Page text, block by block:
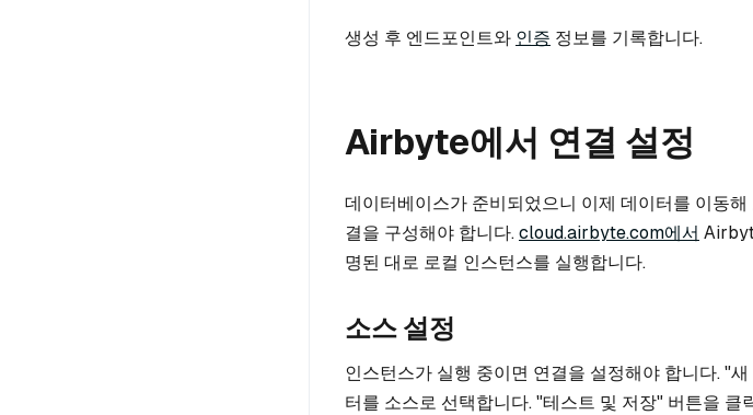
생성 후 엔드포인트와 인증 정보를 기록합니다.
Airbyte에서 연결 설정
데이터베이스가 준비되었으니 이제 데이터를 이동
결을 구성해야 합니다.cloud.airbyte.com에서
명된 대로 로컬 인스턴스를 실행합니다.
소스 설정
인스턴스가 실행 중이면 연결을 설정해야 합니다. "
터를 소스로 선택합니다. "테스트 및 저장" 버튼을